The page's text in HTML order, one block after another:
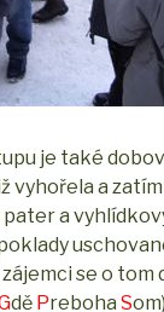
je také
vyhořela a
a
se o tom
dě Preboha S